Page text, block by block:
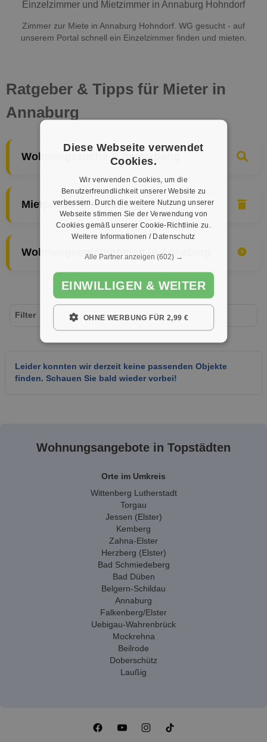
Einzelzimmer und Mietzimmer in Annaburg Hohndorf
Zimmer zur Miete in Annaburg Hohndorf. WG gesucht - auf
unserem Portal schnell ein Einzelzimmer finden und mieten.
Ratgeber & Tipps für Mieter in
Annaburg
Wohnungssuche & Bewerbung
Mietpreise in Annaburg
Wohnungsunternehmen in Annaburg
Leider konnten wir derzeit keine passenden Objekte
finden. Schauen Sie bald wieder vorbei!
Filter
Wohnungsangebote in Topstädten
Orte im Umkreis
Wittenberg Lutherstadt
Torgau
Jessen (Elster)
Kemberg
Zahna-Elster
Herzberg (Elster)
Bad Schmiedeberg
Bad Düben
Belgern-Schildau
Annaburg
Falkenberg/Elster
Uebigau-Wahrenbrück
Mockrehna
Beilrode
Doberschütz
Laußig
Diese Webseite verwendet
Cookies.
Wir verwenden Cookies, um die
Benutzerfreundlichkeit unserer Website zu
verbessern. Durch die weitere Nutzung unserer
Webseite stimmen Sie der Verwendung von
Cookies gemäß unserer Cookie-Richtlinie zu.
Weitere Informationen / Datenschutz
Alle Partner anzeigen (602) →
EINWILLIGEN & WEITER
OHNE WERBUNG FÜR 2,99 €